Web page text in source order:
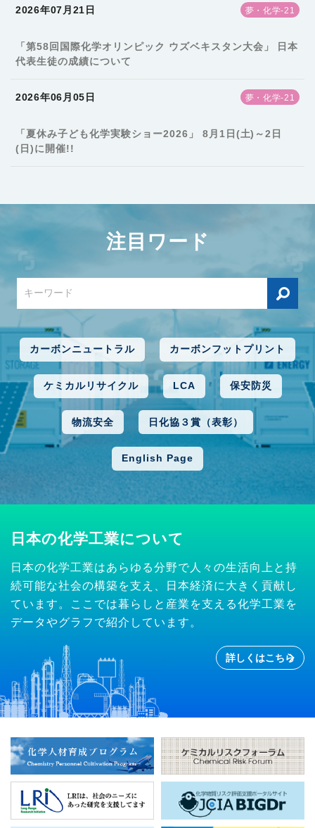
2026年07月21日 夢・化学-21
「第58回国際化学オリンピック ウズベキスタン大会」 日本
代表生徒の成績について
2026年06月05日 夢・化学-21
「夏休み子ども化学実験ショー2026」 8月1日(土)～2日
(日)に開催!!
注目ワード
カーボンニュートラル カーボンフットプリント
ケミカルリサイクル LCA 保安防災
物流安全 日化協３賞（表彰）
English Page
日本の化学工業について
日本の化学工業はあらゆる分野で人々の生活向上と持
続可能な社会の構築を支え、日本経済に大きく貢献し
ています。ここでは暮らしと産業を支える化学工業を
データやグラフで紹介しています。
詳しくはこちら